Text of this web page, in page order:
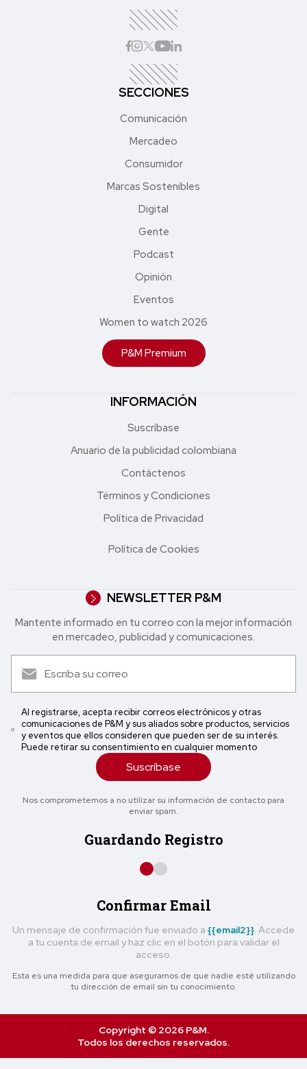
SECCIONES
Comunicación
Mercadeo
Consumidor
Marcas Sostenibles
Digital
Gente
Podcast
Opinión
Eventos
Women to watch 2026
P&M Premium
INFORMACIÓN
Suscríbase
Anuario de la publicidad colombiana
Contáctenos
Términos y Condiciones
Política de Privacidad
Política de Cookies
NEWSLETTER P&M
Mantente informado en tu correo con la mejor in formación
en mercadeo, publicidad y comunicaciones.
Al registrarse, acepta recibir correos electrónicos y otras
comunicaciones de P&M y sus aliados sobre productos, servicios
y eventos que ellos consideren que pueden ser de su interés.
Puede retirar su consentimiento en cualquier momento
Suscríbase
Nos comprometemos a no utilizar su información de contacto para
enviar spam.
Guardando Registro
Confirmar Email
Un mensaje de confirmación fue enviado a {{email2}} . Accede
a tu cuenta de email y haz clic en el botón para validar el
acceso.
Esta es una medida para que asegurarnos de que nadie esté utilizando
tu dirección de email sin tu conocimiento.
Copyright © 2026 P&M.
Todos los derechos reservados.